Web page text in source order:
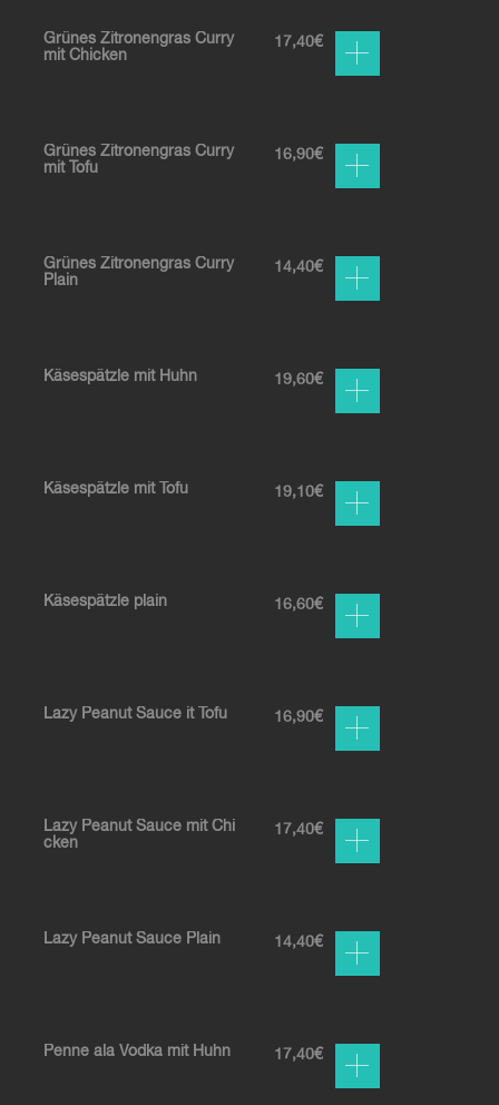
Grünes Zitronengras Curry
mit Chicken
17,40€
Grünes Zitronengras Curry
mit Tofu
16,90€
Grünes Zitronengras Curry
Plain
14,40€
Käsespätzle mit Huhn 19,60€
Käsespätzle mit Tofu 19,10€
Käsespätzle plain 16,60€
Lazy Peanut Sauce it Tofu 16,90€
Lazy Peanut Sauce mit Chi
cken
17,40€
Lazy Peanut Sauce Plain 14,40€
Penne ala Vodka mit Huhn 17,40€